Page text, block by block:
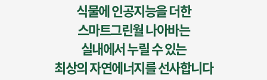
식물에 인공지능을 더한
스마트그린월 나아바는
실내에서 누릴 수 있는
최상의 자연에너지를 선사합니다